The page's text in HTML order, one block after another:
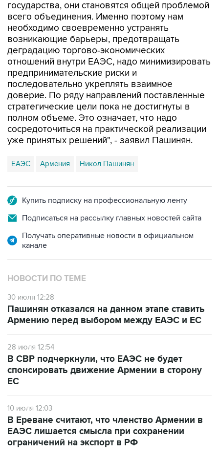
государства, они становятся общей проблемой
всего объединения. Именно поэтому нам
необходимо своевременно устранять
возникающие барьеры, предотвращать
деградацию торгово-экономических
отношений внутри ЕАЭС, надо минимизировать
предпринимательские риски и
последовательно укреплять взаимное
доверие. По ряду направлений поставленные
стратегические цели пока не достигнуты в
полном объеме. Это означает, что надо
сосредоточиться на практической реализации
уже принятых решений", - заявил Пашинян.
ЕАЭС Армения Никол Пашинян
Купить подписку на профессиональную ленту
Подписаться на рассылку главных новостей сайта
Получать оперативные новости в официальном
канале
НОВОСТИ ПО ТЕМЕ
30 июля 12:28
Пашинян отказался на данном этапе ставить
Армению перед выбором между ЕАЭС и ЕС
28 июля 12:54
В СВР подчеркнули, что ЕАЭС не будет
спонсировать движение Армении в сторону
ЕС
10 июля 12:03
В Ереване считают, что членство Армении в
ЕАЭС лишается смысла при сохранении
ограничений на экспорт в РФ